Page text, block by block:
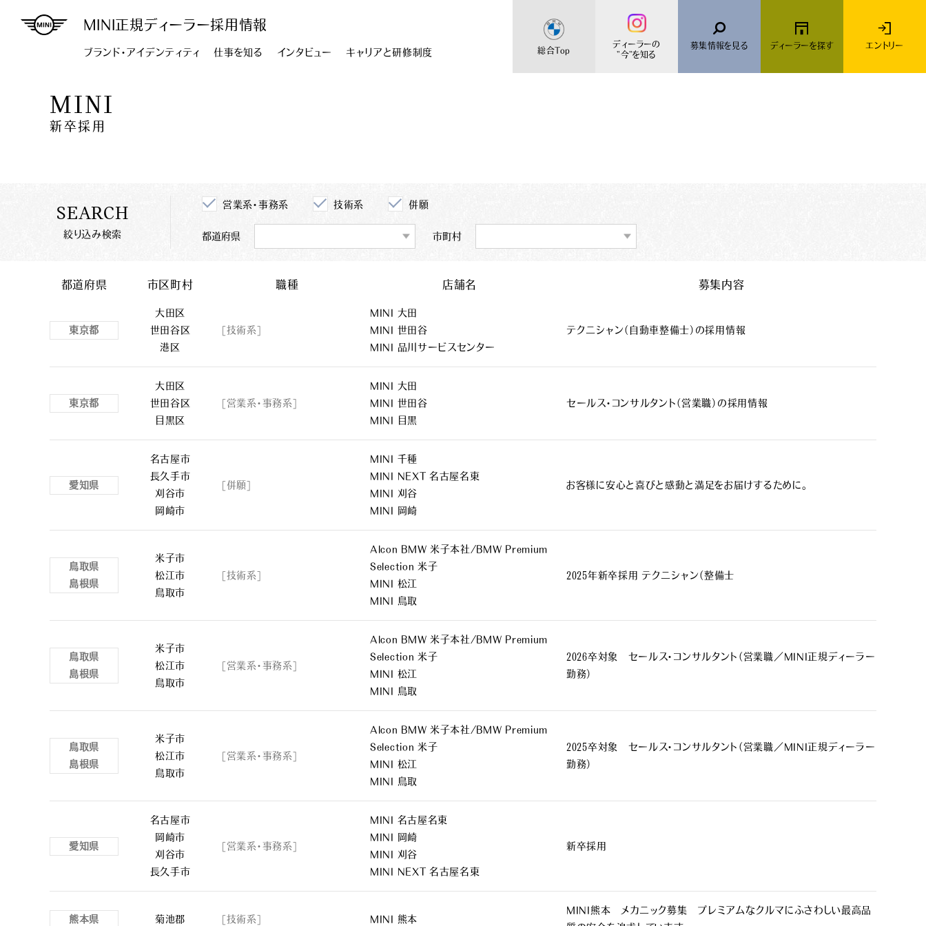
MINI正規ディーラー採用情報
ブランド・アイデンティティ 仕事を知る インタビュー キャリアと研修制度 総合Top
ディーラーの
"今"を知る
募集情報を 見る ディーラーを探す エントリー
MINI
新卒採用
SEARCH
絞り込み検索
営業系・事務系 技術系 併願
都道府県 市町村
都道府県 市区町村 職種 店舗名 募集内容
東京都
大田区
世田谷区
港区
[技術系]
MINI 大田
MINI 世田谷
MINI 品川サービスセンター
テクニシャン（自動車整備士）の採用情報
東京都
大田区
世田谷区
目黒区
[営業系・事務系]
MINI 大田
MINI 世田谷
MINI 目黒
セールス・コンサルタント（営業職）の採用情報
愛知県
名古屋市
長久手市
刈谷市
岡崎市
[併願]
MINI 千種
MINI NEXT 名古屋名東
MINI 刈谷
MINI 岡崎
お客様に安心と喜びと感動と満足をお届けするために。
鳥取県
島根県
米子市
松江市
鳥取市
[技術系]
Alcon BMW 米子本社/BMW Premium
Selection 米子
MINI 松江
MINI 鳥取
2025年新卒採用 テクニシャン（整備士
鳥取県
島根県
米子市
松江市
鳥取市
[営業系・事務系]
Alcon BMW 米子本社/BMW Premium
Selection 米子
MINI 松江
MINI 鳥取
2026卒対象 セールス・コンサルタント（営業職／MINI正規ディーラー
勤務）
鳥取県
島根県
米子市
松江市
鳥取市
[営業系・事務系]
Alcon BMW 米子本社/BMW Premium
Selection 米子
MINI 松江
MINI 鳥取
2025卒対象 セールス・コンサルタント（営業職／MINI正規ディーラー
勤務）
愛知県
名古屋市
岡崎市
刈谷市
長久手市
[営業系・事務系]
MINI 名古屋名東
MINI 岡崎
MINI 刈谷
MINI NEXT 名古屋名東
新卒採用
熊本県 菊池郡 [技術系] MINI 熊本
MINI熊本 メカニック募集 プレミアムなクルマにふさわしい最高品